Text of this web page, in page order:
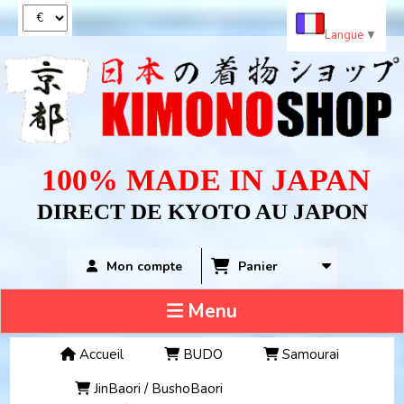
100% MADE IN JAPAN
DIRECT DE KYOTO AU JAPON
Mon compte Panier
Menu
Accueil BUDO
Samourai
JinBaori / BushoBaori
Langue ▼
Panneau de gestion des cookies